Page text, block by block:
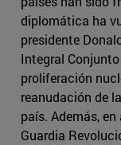
diplomática ha
presidente
Integral
proliferación
reanudación de
país. Además,
Guardia